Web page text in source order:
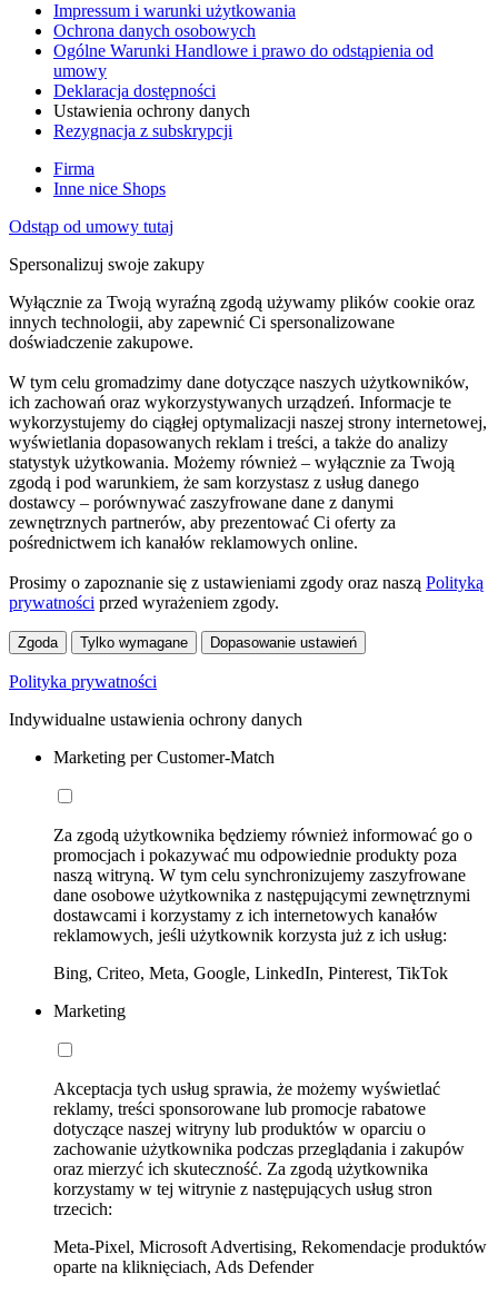
Impressum i warunki użytkowania
Ochrona danych osobowych
Ogólne Warunki Handlowe i prawo do odstąpienia od
umowy
Deklaracja dostępności
Ustawienia ochrony danych
Rezygnacja z subskrypcji
Firma
Inne nice Shops
Odstąp od umowy tutaj
Spersonalizuj swoje zakupy
Wyłącznie za Twoją wyraźną zgodą używamy plików cookie oraz
innych technologii, aby zapewnić Ci spersonalizowane
doświadczenie zakupowe.
W tym celu gromadzimy dane dotyczące naszych użytkowników,
ich zachowań oraz wykorzystywanych urządzeń. Informacje te
wykorzystujemy do ciągłej optymalizacji naszej strony internetowej,
wyświetlania dopasowanych reklam i treści, a także do analizy
statystyk użytkowania. Możemy również – wyłącznie za Twoją
zgodą i pod warunkiem, że sam korzystasz z usług danego
dostawcy – porównywać zaszyfrowane dane z danymi
zewnętrznych partnerów, aby prezentować Ci oferty za
pośrednictwem ich kanałów reklamowych online.
Prosimy o zapoznanie się z ustawieniami zgody oraz naszą Polityką
prywatności przed wyrażeniem zgody.
Zgoda Tylko wymagane Dopasowanie ustawień
Polityka prywatności
Indywidualne ustawienia ochrony danych
Marketing per Customer-Match
Za zgodą użytkownika będziemy również informować go o
promocjach i pokazywać mu odpowiednie produkty poza
naszą witryną. W tym celu synchronizujemy zaszyfrowane
dane osobowe użytkownika z następującymi zewnętrznymi
dostawcami i korzystamy z ich internetowych kanałów
reklamowych, jeśli użytkownik korzysta już z ich usług:
Bing, Criteo, Meta, Google, LinkedIn, Pinterest, TikTok
Marketing
Akceptacja tych usług sprawia, że możemy wyświetlać
reklamy, treści sponsorowane lub promocje rabatowe
dotyczące naszej witryny lub produktów w oparciu o
zachowanie użytkownika podczas przeglądania i zakupów
oraz mierzyć ich skuteczność. Za zgodą użytkownika
korzystamy w tej witrynie z następujących usług stron
trzecich:
Meta-Pixel, Microsoft Advertising, Rekomendacje produktów
oparte na kliknięciach, Ads Defender